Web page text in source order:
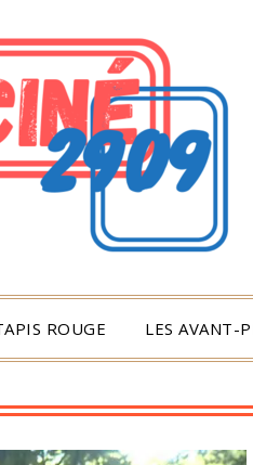
ROUGE LES AVANT-